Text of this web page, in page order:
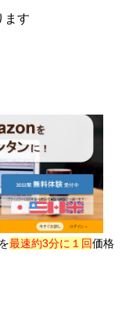
ます
最速約3分に１回価格